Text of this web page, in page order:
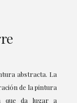
abstracta. La
de la pintura
que da lugar a